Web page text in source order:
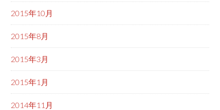
2015年10月
2015年8月
2015年3月
2015年1月
2014年11月